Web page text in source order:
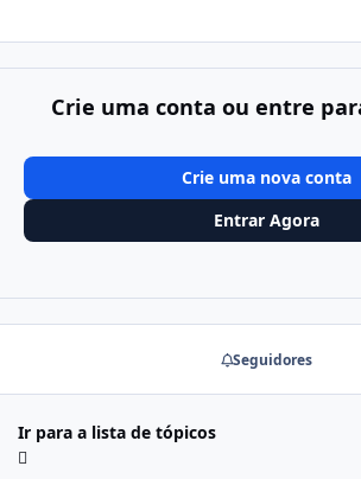
Crie uma conta ou entre
Crie uma nova conta
Entrar Agora
Seguidores
Ir para a lista de tópicos